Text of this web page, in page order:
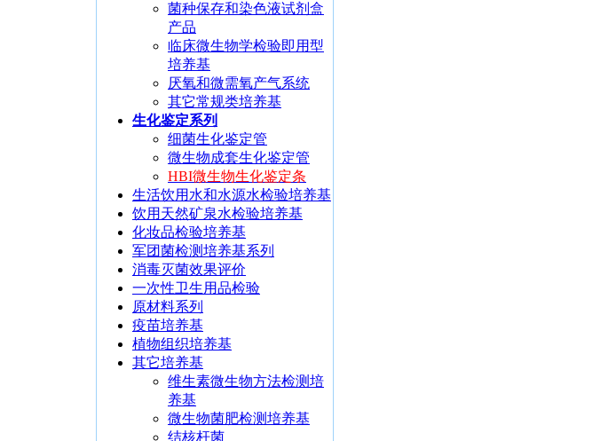
菌种保存和染色液试剂盒
产品
临床微生物学检验即用型
培养基
厌氧和微需氧产气系统
其它常规类培养基
生化鉴定系列
细菌生化鉴定管
微生物成套生化鉴定管
HBI微生物生化鉴定条
生活饮用水和水源水检验培养基
饮用天然矿泉水检验培养基
化妆品检验培养基
军团菌检测培养基系列
消毒灭菌效果评价
一次性卫生用品检验
原材料系列
疫苗培养基
植物组织培养基
其它培养基
维生素微生物方法检测培
养基
微生物菌肥检测培养基
结核杆菌